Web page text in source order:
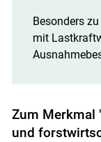
Besonders
mit
Zum Merkmal
und